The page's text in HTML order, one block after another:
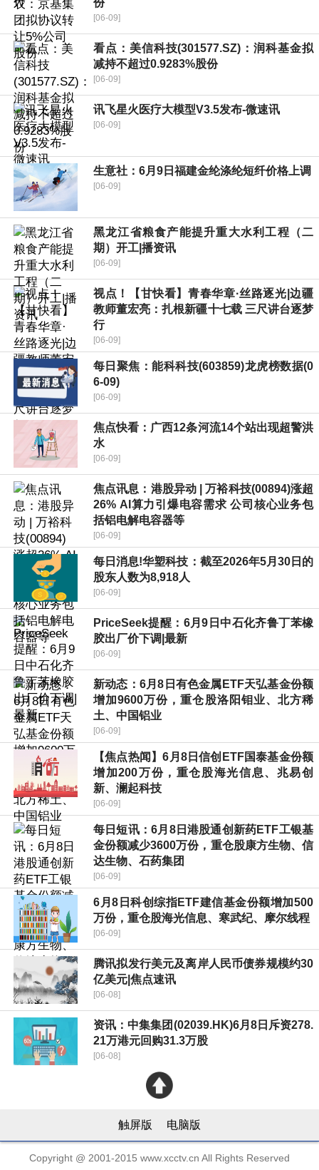
[06-09]
看点：美信科技(301577.SZ)：润科基金拟
减持不超过0.9283%股份
[06-09]
讯飞星火医疗大模型V3.5发布-微速讯
[06-09]
生意社：6月9日福建金纶涤纶短纤价格上调
[06-09]
黑龙江省粮食产能提升重大水利工程（二
期）开工|播资讯
[06-09]
视点！【甘快看】青春华章·丝路逐光|边疆
教师董宏亮：扎根新疆十七载 三尺讲台逐梦
行
[06-09]
每日聚焦：能科科技(603859)龙虎榜数据(0
6-09)
[06-09]
焦点快看：广西12条河流14个站出现超警洪
水
[06-09]
焦点讯息：港股异动 | 万裕科技(00894)涨超
26% AI算力引爆电容需求 公司核心业务包
括铝电解电容器等
[06-09]
每日消息!华塑科技：截至2026年5月30日的
股东人数为8,918人
[06-09]
PriceSeek提醒：6月9日中石化齐鲁丁苯橡
胶出厂价下调|最新
[06-09]
新动态：6月8日有色金属ETF天弘基金份额
增加9600万份，重仓股洛阳钼业、北方稀
土、中国铝业
[06-09]
【焦点热闻】6月8日信创ETF国泰基金份额
增加200万份，重仓股海光信息、兆易创
新、澜起科技
[06-09]
每日短讯：6月8日港股通创新药ETF工银基
金份额减少3600万份，重仓股康方生物、信
达生物、石药集团
[06-09]
6月8日科创综指ETF建信基金份额增加500
万份，重仓股海光信息、寒武纪、摩尔线程
[06-09]
腾讯拟发行美元及离岸人民币债券规模约30
亿美元|焦点速讯
[06-08]
资讯：中集集团(02039.HK)6月8日斥资278.
21万港元回购31.3万股
[06-08]
触屏版 电脑版
Copyright @ 2001-2015 www.xcctv.cn All Rights Reserved